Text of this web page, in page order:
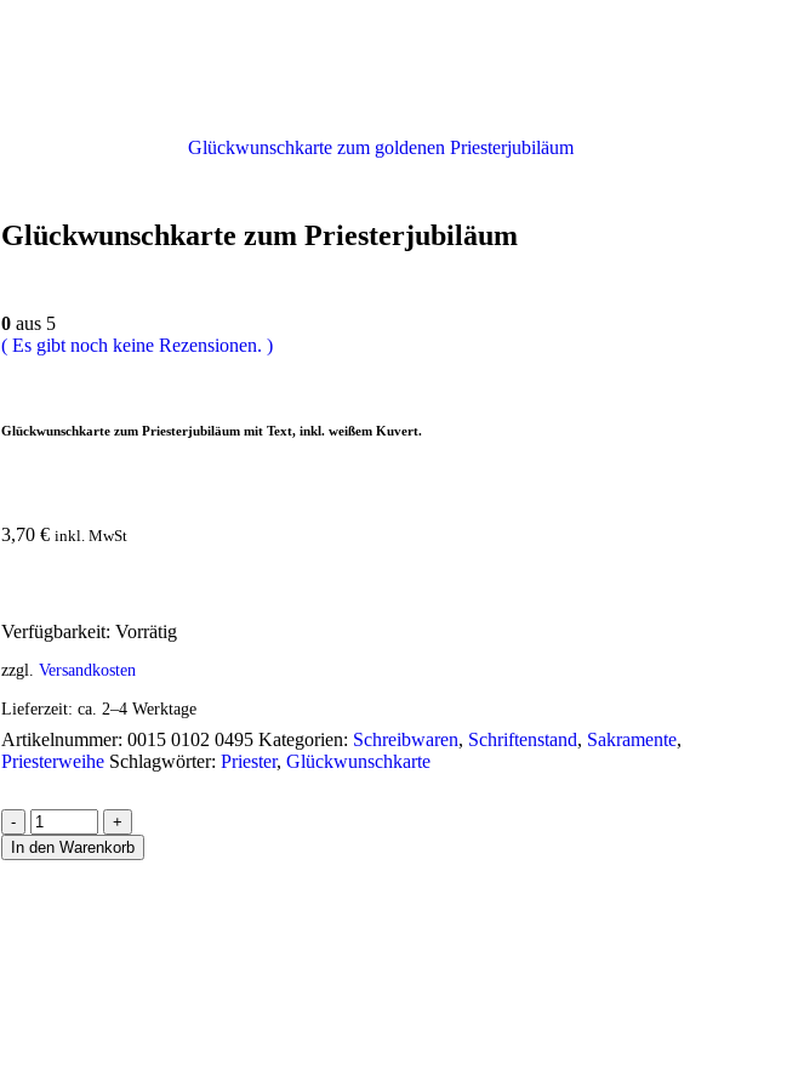
Glückwunschkarte zum goldenen Priesterjubiläum
Glückwunschkarte zum Priesterjubiläum
0 aus 5
( Es gibt noch keine Rezensionen. )
Glückwunschkarte zum Priesterjubiläum mit Text, inkl. weißem Kuvert.
3,70 € inkl. MwSt
Verfügbarkeit: Vorrätig
zzgl. Versandkosten
Lieferzeit: ca. 2–4 Werktage
Artikelnummer: 0015 0102 0495 Kategorien: Schreibwaren, Schriftenstand, Sakramente,
Priesterweihe Schlagwörter: Priester, Glückwunschkarte
-
+
In den Warenkorb